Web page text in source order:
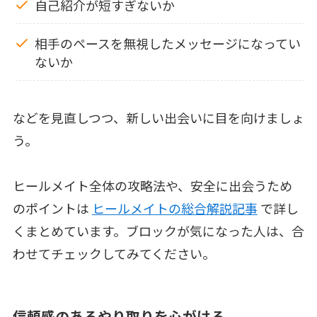
自己紹介が短すぎないか
相手のペースを無視したメッセージになってい
ないか
などを見直しつつ、新しい出会いに目を向けましょ
う。
ヒールメイト全体の攻略法や、安全に出会うため
のポイントは ヒールメイトの総合解説記事 で詳し
くまとめています。ブロックが気になった人は、合
わせてチェックしてみてください。